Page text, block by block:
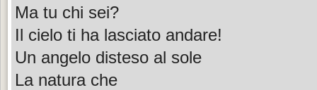
Ma tu chi sei?
Il cielo ti ha lasciato andare!
Un angelo disteso al sole
La natura che